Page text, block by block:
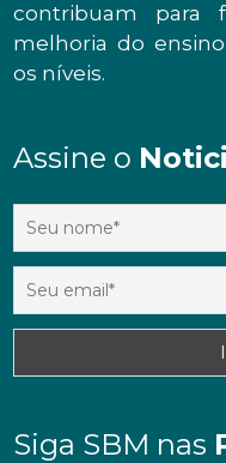
contribuam para
melhoria do
os níveis.
Assine o
Siga SBM nas